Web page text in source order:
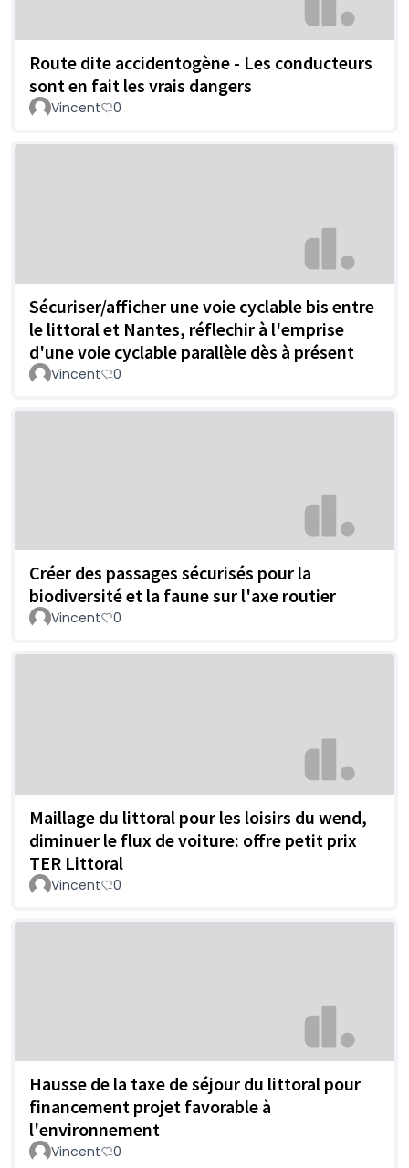
Route dite accidentogène - Les conducteurs
sont en fait les vrais dangers
Vincent 0
Sécuriser/afficher une voie cyclable bis entre
le littoral et Nantes, réflechir à l'emprise
d'une voie cyclable parallèle dès à présent
Vincent 0
Créer des passages sécurisés pour la
biodiversité et la faune sur l'axe routier
Vincent 0
Maillage du littoral pour les loisirs du wend,
diminuer le flux de voiture: offre petit prix
TER Littoral
Vincent 0
Hausse de la taxe de séjour du littoral pour
financement projet favorable à
l'environnement
Vincent 0